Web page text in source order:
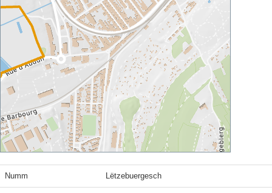
Numm Lëtzebuergesch